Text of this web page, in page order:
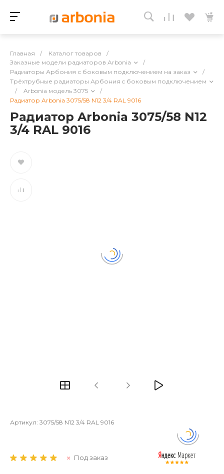
Главная / Каталог товаров
/
Заказные модели радиаторов Arbonia
/
Радиаторы Арбония с боковым подключением на заказ
/
Трёхтрубные радиаторы Арбония c боковым подключением
/
Arbonia модель 3075
/
Радиатор Arbonia 3075/58 N12 3/4 RAL 9016
Радиатор Arbonia 3075/58 N12
3/4 RAL 9016
Артикул: 3075/58 N12 3/4 RAL 9016
Под заказ